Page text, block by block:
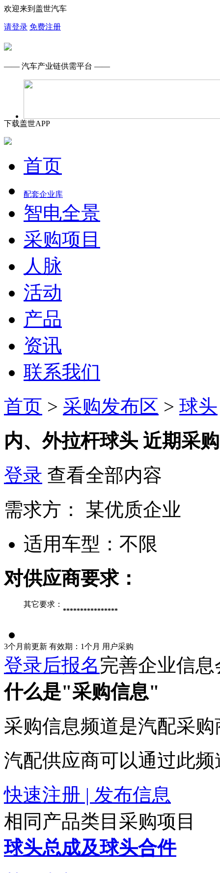
欢迎来到盖世汽车
请登录 免费注册
—— 汽车产业链供需平台 ——
下载盖世APP
首页
配套企业库
智电全景
采购项目
人脉
活动
产品
资讯
联系我们
首页 > 采购发布区 > 球头
内、外拉杆球头 近期采购
登录 查看全部内容
需求方：
某优质企业
适用车型： 不限
对供应商要求：
其它要求：
****************
3个月前更新 有效期：1个月 用户采购
登录后报名完善企业信
什么是"采购信息"
采购信息频道是汽配采
汽配供应商可以通过此
快速注册 | 发布信息
相同产品类目采购项目
球头总成及球头合件